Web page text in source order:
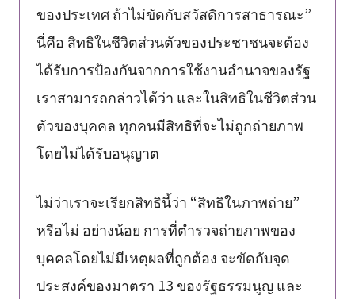
ของประเทศ ถ้าไม่ขัดกับสวัสดิการสาธารณะ”
นี่คือ สิทธิในชีวิตส่วนตัวของประชาชนจะต้อง
ได้รับการป้องกันจากการใช้งานอำนาจของรัฐ
เราสามารถกล่าวได้ว่า และในสิทธิในชีวิตส่วน
ตัวของบุคคล ทุกคนมีสิทธิที่จะไม่ถูกถ่ายภาพ
โดยไม่ได้รับอนุญาต
ไม่ว่าเราจะเรียกสิทธินี้ว่า “สิทธิในภาพถ่าย”
หรือไม่ อย่างน้อย การที่ตำรวจถ่ายภาพของ
บุคคลโดยไม่มีเหตุผลที่ถูกต้อง จะขัดกับจุด
ประสงค์ของมาตรา 13 ของรัฐธรรมนูญ และ